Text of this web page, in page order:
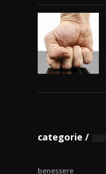
categorie
benessere